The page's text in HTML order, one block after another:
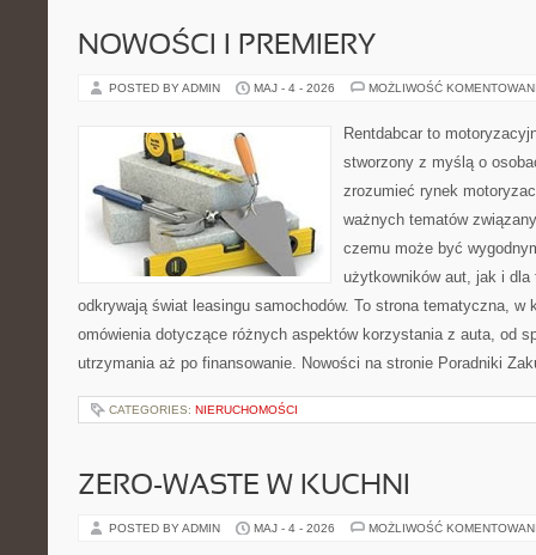
NOWOŚCI I PREMIERY
POSTED BY ADMIN MAJ - 4 - 2026 MOŻLIWOŚĆ
Rentdabcar to
stworzony z myślą o
zrozumieć rynek
ważnych tematów
czemu może być
użytkowników aut, jak i
odkrywają świat leasingu samochodów. To strona tematyczna, w
omówienia dotyczące różnych aspektów korzystania z auta, od
utrzymania aż po finansowanie. Nowości na stronie Poradniki
CATEGORIES: NIERUCHOMOŚCI
ZERO-WASTE W KUCHNI
POSTED BY ADMIN MAJ - 4 - 2026 MOŻLIWOŚĆ